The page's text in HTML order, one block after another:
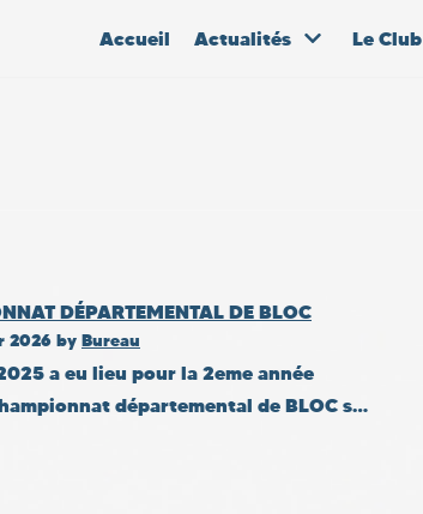
Accueil Actualités Le Club
DÉPARTEMENTAL DE BLOC
2026 by Bureau
a eu lieu pour la 2eme année
départemental de BLOC s…